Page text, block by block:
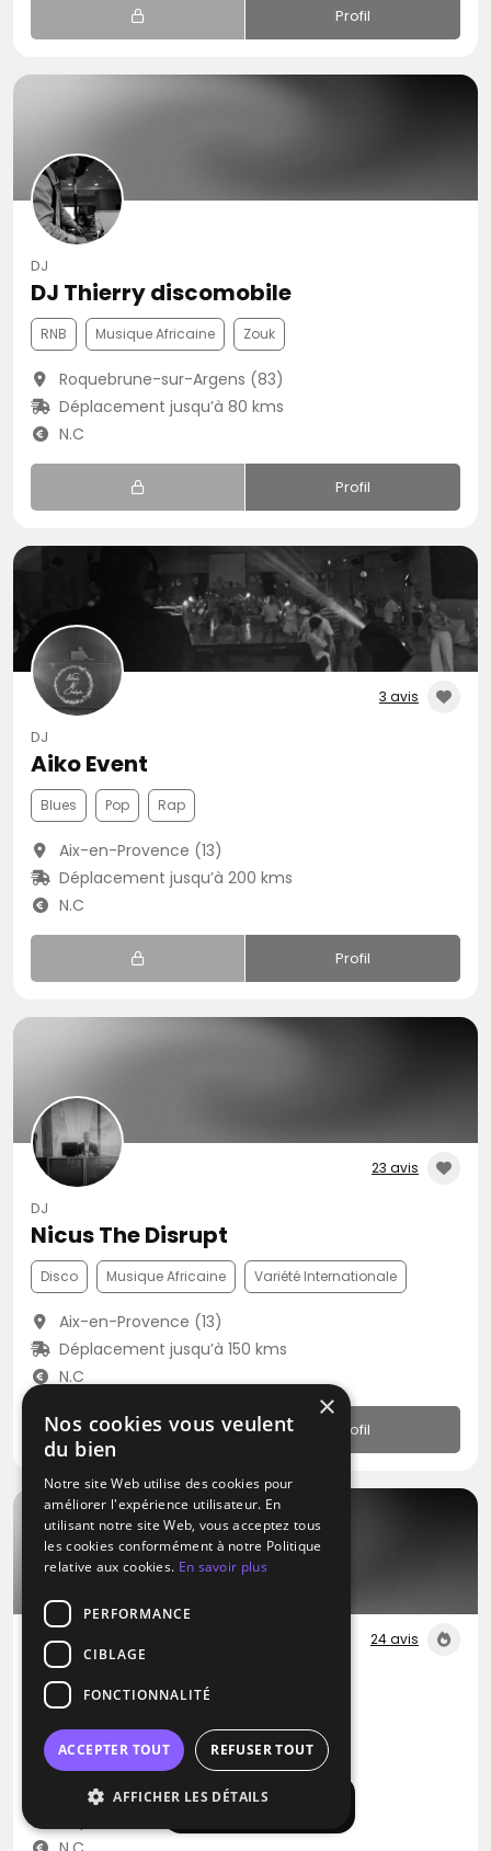
Afficher la carte
Profil
DJ
DJ Thierry discomobile
RNB Musique Africaine Zouk
Roquebrune-sur-Argens (83)
Déplacement jusqu’à 80 kms
N.C
Profil
3 avis
DJ
Aiko Event
Blues Pop Rap
Aix-en-Provence (13)
Déplacement jusqu’à 200 kms
N.C
Profil
23 avis
DJ
Nicus The Disrupt
Disco Musique Africaine Variété Internationale
Aix-en-Provence (13)
Déplacement jusqu’à 150 kms
N.C
Profil
24 avis
DJ
La Belle Music
Blues Métal Pop
Aix-en-Provence (13)
×
Nos cookies vous veulent
du bien
Notre site Web utilise des cookies pour
améliorer l'expérience utilisateur. En
utilisant notre site Web, vous acceptez tous
les cookies conformément à notre Politique
relative aux cookies. En savoir plus
PERFORMANCE
CIBLAGE
FONCTIONNALITÉ
ACCEPTER TOUT REFUSER TOUT
AFFICHER LES DÉTAILS